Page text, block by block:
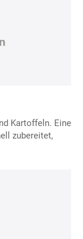
Kartoffeln. Eine
zubereitet,